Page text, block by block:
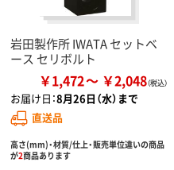
岩田製作所 IWATA セットベ
ース セリボルト
￥1,472 ￥2,048
お届け日：8月26日（水）まで
直送品
高さ(mm)・材質/仕上・販売単位違いの商品
が2商品あります